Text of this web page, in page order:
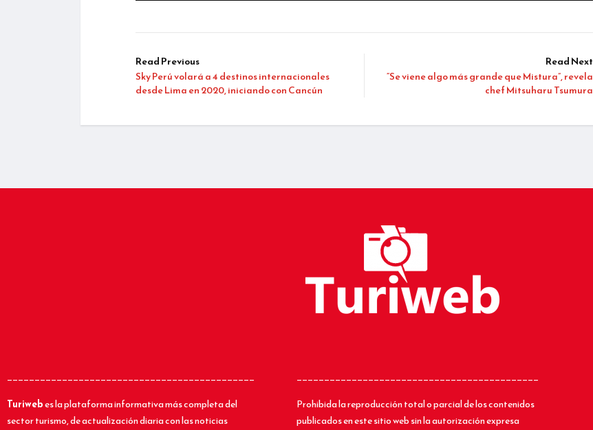
Read Previous
Sky Perú volará a 4 destinos internacionales
desde Lima en 2020, iniciando con Cancún
Read Next
“Se viene algo más grande que Mistura”, revela
chef Mitsuharu Tsumura
_____________________________________________
Turiwebes la plataforma informativa más completa del
sector turismo, de actualización diaria con las noticias
____________________________________________
Prohibida la reproducción total o parcial de los contenidos
publicados en este sitio web sin la autorización expresa